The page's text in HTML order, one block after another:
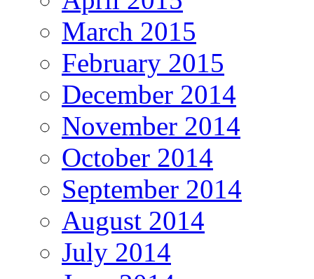
March 2015
February 2015
December 2014
November 2014
October 2014
September 2014
August 2014
July 2014